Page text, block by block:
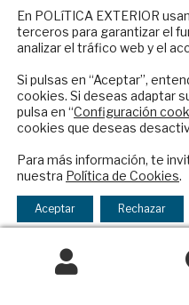
Informe
© 2026 -
Exterior. Todos los
Legal|Política de
Buscar
Financiado por el
Recuperación,
España
En POLíTICA EXTERIOR
terceros para garantizar el
analizar el tráfico web y el
Si pulsas en “Aceptar”,
cookies. Si deseas adaptar
pulsa en “Configuración
cookies que deseas
Para más información, te
nuestra Política de Cookies.
Aceptar Rechazar
NEWSLETTER
Suscríbase a
reciba en su correo
internacional en
Checkbox
acepto
la
política
de
política de privacidad